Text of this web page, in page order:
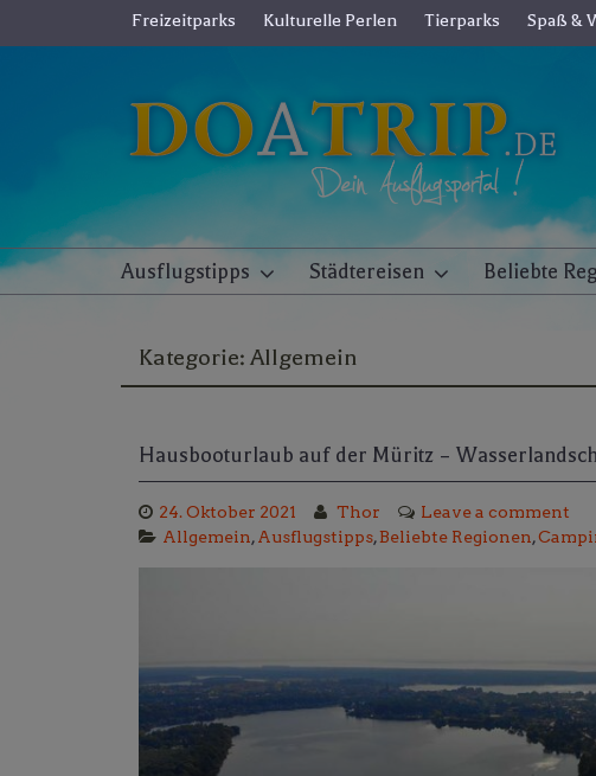
Freizeitparks Kulturelle Perlen Tierparks Spaß &
Ausflugstipps Städtereisen Beliebte
Kategorie: Allgemein
Hausbooturlaub auf der Müritz –
24. Oktober 2021 Thor
Leave a comment
Allgemein, Ausflugstipps,Beliebte Regionen,